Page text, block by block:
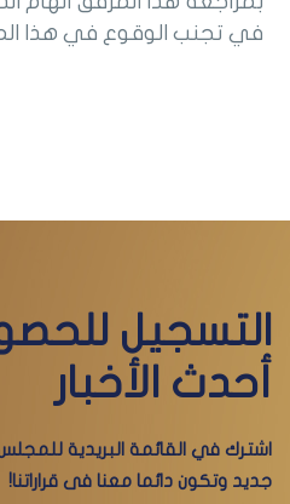
في تجنب الوقوع في هذا
التسجيل
أحدث الأخبار
اشترك في القائمة البريدية
جديد وتكون دائما معنا فى قراراتنا!